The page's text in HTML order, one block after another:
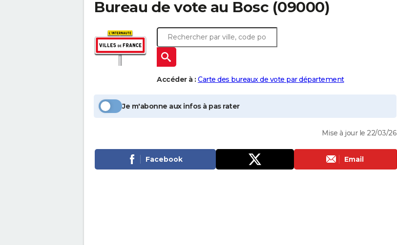
Bureau de vote au Bosc (09000)
Accéder à : Carte des bureaux de vote par département
Je m'abonne aux infos à pas rater
Mise à jour le 22/03/26
Facebook Email